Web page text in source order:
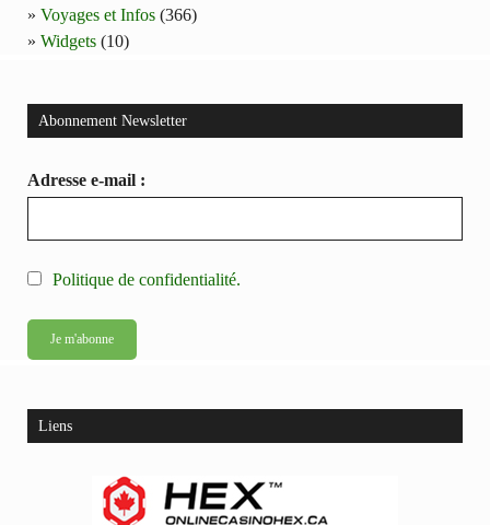
Voyages et Infos (366)
Widgets (10)
Abonnement Newsletter
Adresse e-mail :
Politique de confidentialité.
Liens